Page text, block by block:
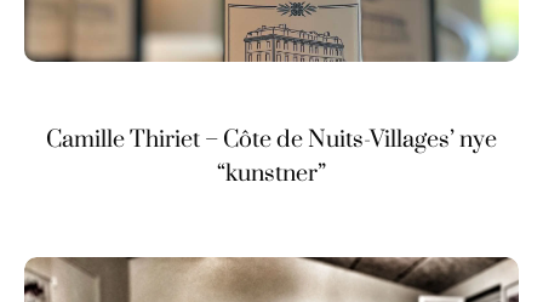
Camille Thiriet – Côte de Nuits-Villages’ nye
“kunstner”